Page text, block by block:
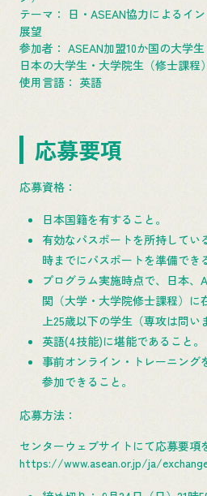
テーマ： 日・ASEAN協力によるイ
展望
参加者： ASEAN加盟10か国の大学生
日本の大学生・大学院生（修士課程
使用言語： 英語
応募要項
応募資格：
日本国籍を有すること。
有効なパスポートを所持してい
時までにパスポートを準備でき
プログラム実施時点で、日本、
関（大学・大学院修士課程）に
上25歳以下の学生（専攻は問い
英語(4技能)に堪能であること。
事前オンライン・トレーニング
参加できること。
応募方法：
センターウェブサイトにて応募要項
https://www.asean.or.jp/ja/